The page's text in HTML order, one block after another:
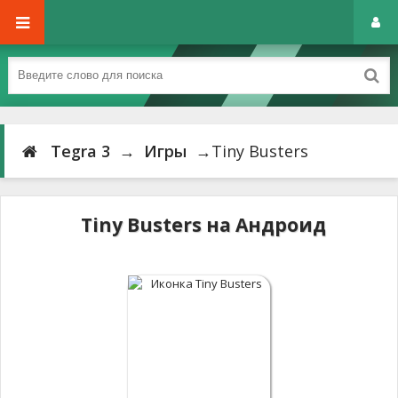
Tegra 3 → Игры →Tiny Busters
Tiny Busters на Андроид